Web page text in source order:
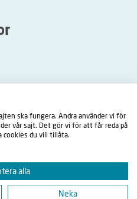
ska fungera. Andra använder vi för
vår sajt. Det gör vi för att får reda på
cookies du vill tillåta.
alla
Neka